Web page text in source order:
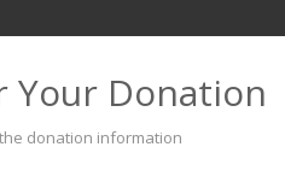
Your Donation
donation information